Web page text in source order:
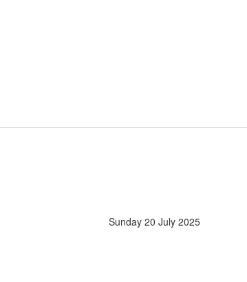
Sunday 20 July 2025